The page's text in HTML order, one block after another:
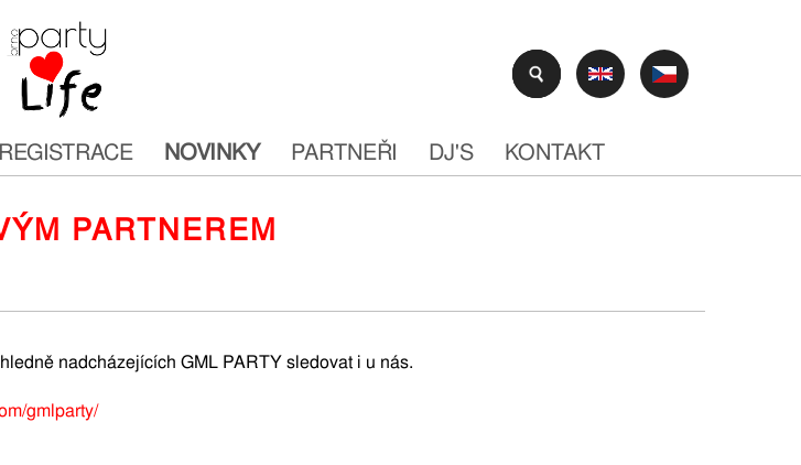
REGISTRACE NOVINKY PARTNEŘI DJ'S KONTAKT
PARTNEREM
nadcházejících GML PARTY sledovat i u nás.
gmlparty/